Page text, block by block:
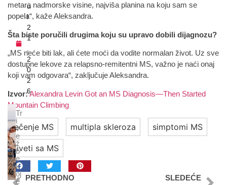
metara nadmorske visine, najviša planina na koju sam se
popela“, kaže Aleksandra.
Šta biste poručili drugima koju su upravo dobili dijagnozu?
„MS neće biti lak, ali ćete moći da vodite normalan život. Uz sve
dostupne lekove za relapsno-remitentni MS, važno je naći onaj
koji vam odgovara“, zaključuje Aleksandra.
Izvor:Alexandra Levin Got an MS Diagnosis—Then Started
Mountain Climbing
lečenje MS multipla skleroza simptomi MS
živeti sa MS
PRETHODNO SLEDEĆE
u
l
2
1
2
0
2
6
Tr
i
v
e
ž
b
e
k
oj
e